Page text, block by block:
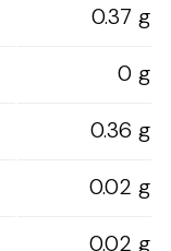
0.37 g
0 g
0.36 g
0.02 g
0.02 g